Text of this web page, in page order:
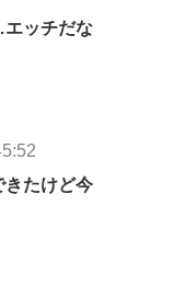
ッチだな
きたけど今